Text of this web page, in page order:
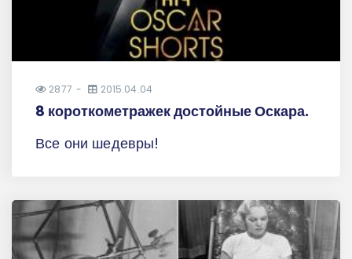
2877 2015.04.04
8 короткометражек достойные Оскара.
Все они шедевры!